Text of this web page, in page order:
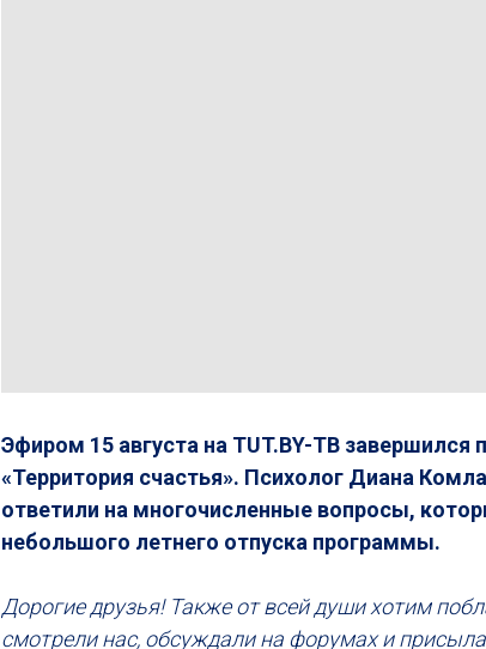
Эфиром 15 августа на TUT.BY-ТВ завершился
«Территория счастья». Психолог Диана
ответили на многочисленные вопросы,
небольшого летнего отпуска программы.
Дорогие друзья! Также от всей души хотим
смотрели нас, обсуждали на форумах и